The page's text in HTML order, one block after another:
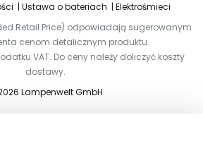
Ustawa o bateriach
Elektrośmieci
Retail Price) odpowiadają sugerowanym
cenom detalicznym produktu.
VAT. Do ceny należy doliczyć koszty
dostawy.
Lampenwelt GmbH